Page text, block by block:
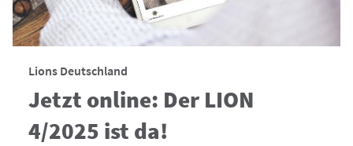
Lions Deutschland
Jetzt online: Der LION
4/2025 ist da!